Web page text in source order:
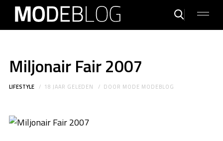
Miljonair Fair 2007
LIFESTYLE 18 JAAR GELEDEN DOOR MODE MODEBLOG